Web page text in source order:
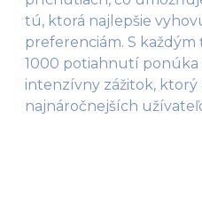
tú, ktorá najlepšie
preferenciám. S
1000 potiahnutí ponúka
intenzívny zážitok, ktorý
najnáročnejších